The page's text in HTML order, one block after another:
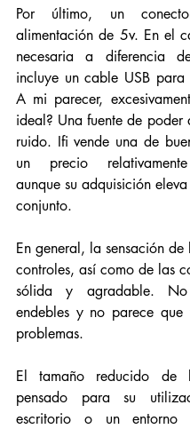
Por último, un
alimentación de 5v. En el
necesaria a diferencia
incluye un cable USB para
A mi parecer,
ideal? Una fuente de
ruido. Ifi vende una de
un precio
aunque su adquisición
conjunto.
En general, la sensación de
controles, así como de las
sólida y agradable.
endebles y no parece
problemas.
El tamaño reducido de
pensado para su
escritorio o un entorno